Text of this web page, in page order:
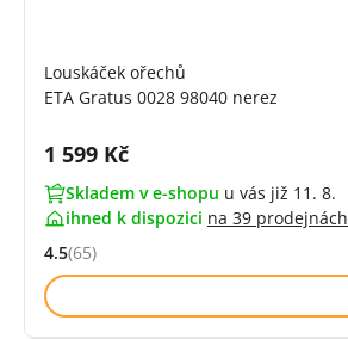
Louskáček ořechů
ETA Gratus 0028 98040 nerez
Cena s DPH:
1 599 Kč
Skladem v e-shopu u vás již 11. 8.
ihned k dispozici na 39 prodejnách
Hodnocení: 4.5 z 5 (65 recenzí)
4.5(65)